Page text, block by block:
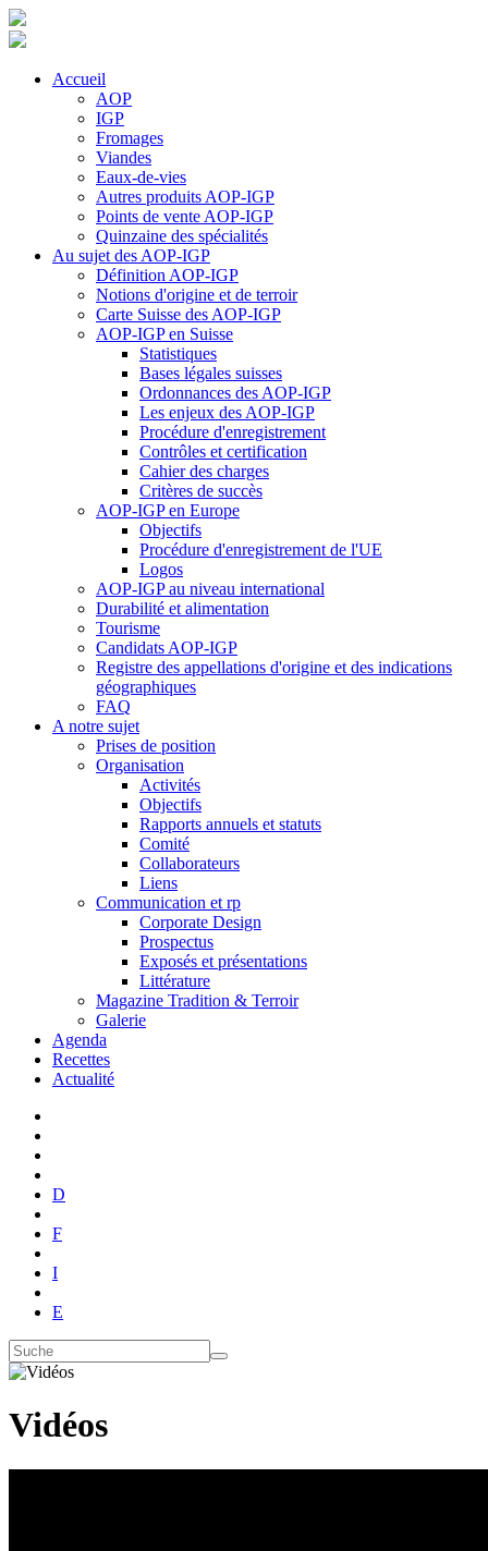
Accueil
AOP
IGP
Fromages
Viandes
Eaux-de-vies
Autres produits AOP-IGP
Points de vente AOP-IGP
Quinzaine des spécialités
Au sujet des AOP-IGP
Définition AOP-IGP
Notions d'origine et de terroir
Carte Suisse des AOP-IGP
AOP-IGP en Suisse
Statistiques
Bases légales suisses
Ordonnances des AOP-IGP
Les enjeux des AOP-IGP
Procédure d'enregistrement
Contrôles et certification
Cahier des charges
Critères de succès
AOP-IGP en Europe
Objectifs
Procédure d'enregistrement de l'UE
Logos
AOP-IGP au niveau international
Durabilité et alimentation
Tourisme
Candidats AOP-IGP
Registre des appellations d'origine et des indications
géographiques
FAQ
A notre sujet
Prises de position
Organisation
Activités
Objectifs
Rapports annuels et statuts
Comité
Collaborateurs
Liens
Communication et rp
Corporate Design
Prospectus
Exposés et présentations
Littérature
Magazine Tradition & Terroir
Galerie
Agenda
Recettes
Actualité
D
F
I
E
Vidéos